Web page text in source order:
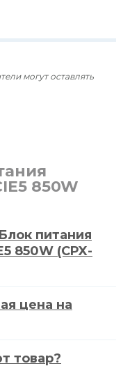
могут оставлять
850W
питания
850W (CPX-
цена на
товар?